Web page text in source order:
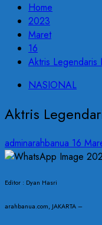
Home
2023
Maret
16
Aktris Legendaris
NASIONAL
Aktris
adminarahbanua 16
Editor : Dyan Hasri
arahbanua.com, JAKARTA –